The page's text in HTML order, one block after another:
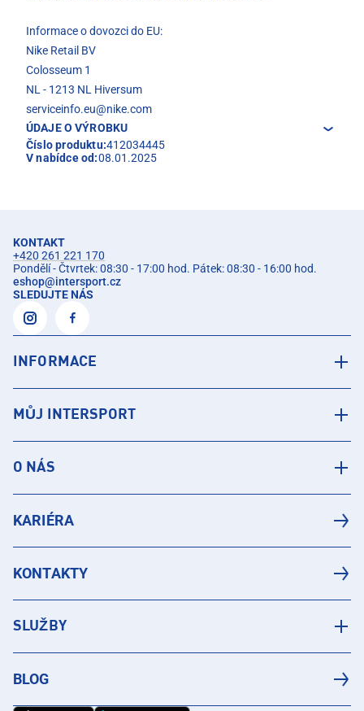
Informace o dovozci do EU:
Nike Retail BV
Colosseum 1
NL - 1213 NL Hiversum
serviceinfo.eu@nike.com
ÚDAJE O VÝROBKU
Číslo produktu:412034445
V nabídce od:08.01.2025
KONTAKT
+420 261 221 170
Pondělí - Čtvrtek: 08:30 - 17:00 hod. Pátek: 08:30 - 16:00 hod.
eshop@intersport.cz
SLEDUJTE NÁS
INFORMACE
MŮJ INTERSPORT
O NÁS
KARIÉRA
KONTAKTY
SLUŽBY
BLOG